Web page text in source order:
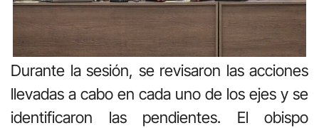
Durante la sesión, se revisaron las acciones
llevadas a cabo en cada uno de los ejes y se
identificaron las pendientes. El obispo